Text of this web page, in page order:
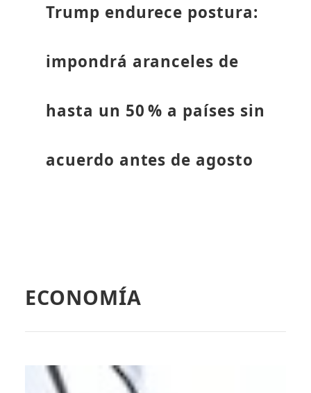
Trump endurece postura:
impondrá aranceles de
hasta un 50 % a países sin
acuerdo antes de agosto
ECONOMÍA